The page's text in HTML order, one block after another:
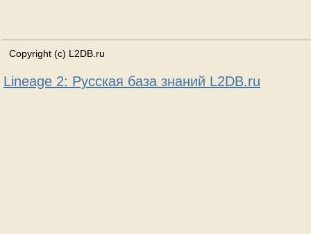
Copyright (c) L2DB.ru
Lineage 2: Русская база знаний L2DB.ru